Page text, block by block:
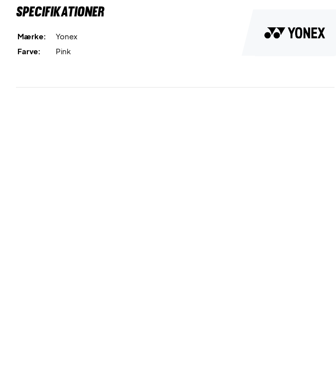
Specifikationer
Mærke:
Yonex
Farve:
Pink